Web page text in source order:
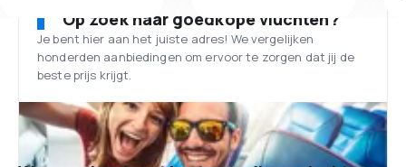
Op zoek naar goedkope vluchten?
Je bent hier aan het juiste adres! We vergelijken
honderden aanbiedingen om ervoor te zorgen dat jij de
beste prijs krijgt.